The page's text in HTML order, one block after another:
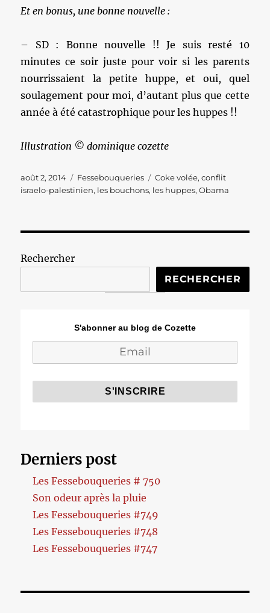
Et en bonus, une bonne nouvelle :
– SD : Bonne nouvelle !! Je suis resté 10
minutes ce soir juste pour voir si les parents
nourrissaient la petite huppe, et oui, quel
soulagement pour moi, d’autant plus que cette
année à été catastrophique pour les huppes !!
Illustration © dominique cozette
Publié
le
août 2, 2014 Catégories
Fessebouqueries Étiquettes
Coke volée,conflit
israelo-palestinien, les bouchons, les huppes,Obama
Rechercher
RECHERCHER
S'abonner au blog de Cozette
Derniers post
Les Fessebouqueries # 750
Son odeur après la pluie
Les Fessebouqueries #749
Les Fessebouqueries #748
Les Fessebouqueries #747